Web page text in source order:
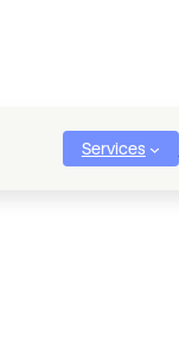
Services